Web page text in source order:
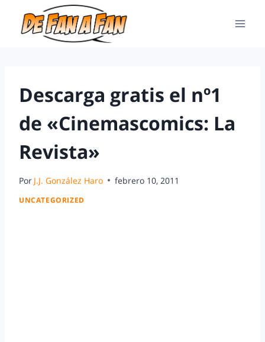
Descarga gratis el nº1
de «Cinemascomics: La
Revista»
Por J.J. González Haro febrero 10, 2011
UNCATEGORIZED